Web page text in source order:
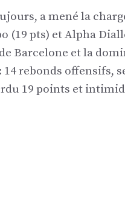
a mené la
(19 pts) et Alpha
Barcelone et la
rebonds offensifs,
19 points et